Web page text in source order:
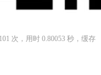
次，用时 0.80053 秒，缓存